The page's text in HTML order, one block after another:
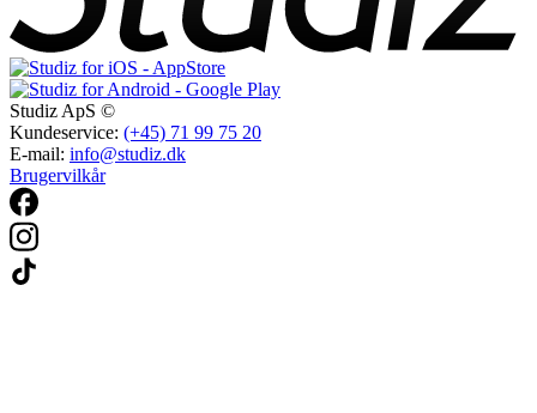
Studiz ApS ©
Kundeservice: (+45) 71 99 75 20
E-mail: info@studiz.dk
Brugervilkår